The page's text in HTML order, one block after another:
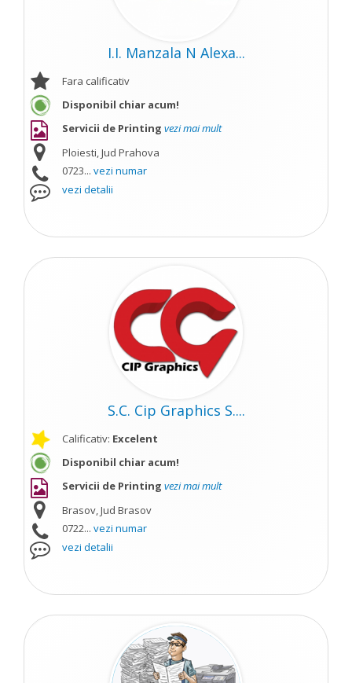
I.I. Manzala N Alexa...
Fara calificativ
Disponibil chiar acum!
Servicii de Printing vezi mai mult
Ploiesti, Jud Prahova
0723... vezi numar
vezi detalii
S.C. Cip Graphics S....
Calificativ: Excelent
Disponibil chiar acum!
Servicii de Printing vezi mai mult
Brasov, Jud Brasov
0722... vezi numar
vezi detalii